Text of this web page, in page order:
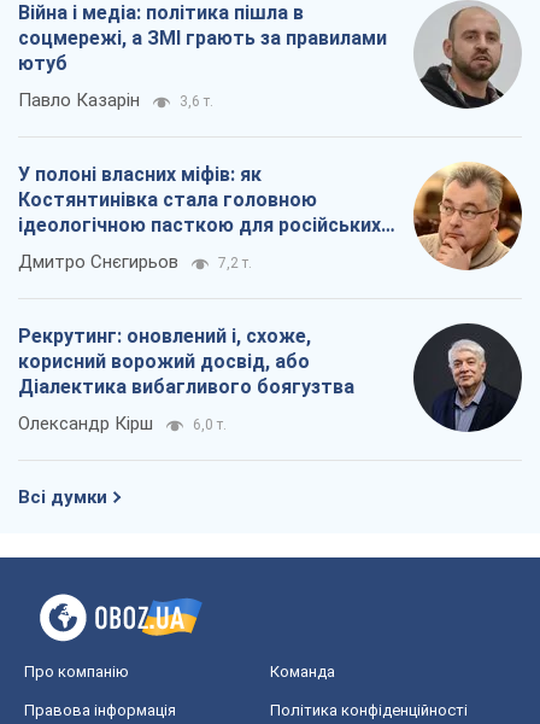
Війна і медіа: політика пішла в
соцмережі, а ЗМІ грають за правилами
ютуб
Павло Казарін 3,6 т.
У полоні власних міфів: як
Костянтинівка стала головною
ідеологічною пасткою для російських
окупантів
Дмитро Снєгирьов 7,2 т.
Рекрутинг: оновлений і, схоже,
корисний ворожий досвід, або
Діалектика вибагливого боягузтва
Олександр Кірш 6,0 т.
Всі думки
Про компанію Команда
Правова інформація Політика конфіденційності